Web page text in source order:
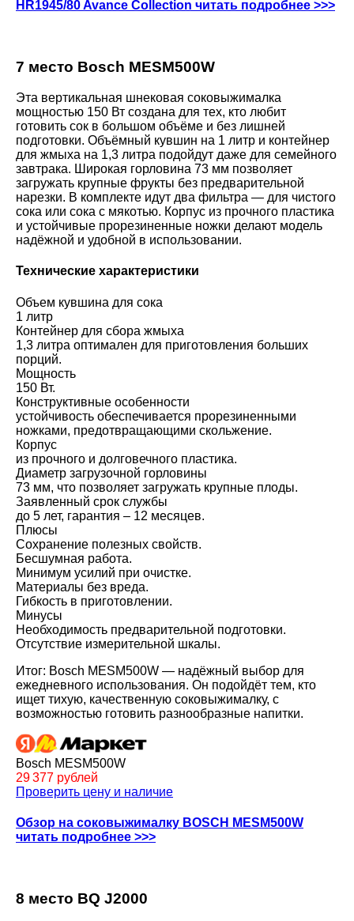
HR1945/80 Avance Collection читать подробнее >>>
7 место Bosch MESM500W
Эта вертикальная шнековая соковыжималка
мощностью 150 Вт создана для тех, кто любит
готовить сок в большом объёме и без лишней
подготовки. Объёмный кувшин на 1 литр и контейнер
для жмыха на 1,3 литра подойдут даже для семейного
завтрака. Широкая горловина 73 мм позволяет
загружать крупные фрукты без предварительной
нарезки. В комплекте идут два фильтра — для чистого
сока или сока с мякотью. Корпус из прочного пластика
и устойчивые прорезиненные ножки делают модель
надёжной и удобной в использовании.
Технические характеристики
Объем кувшина для сока
1 литр
Контейнер для сбора жмыха
1,3 литра оптимален для приготовления больших
порций.
Мощность
150 Вт.
Конструктивные особенности
устойчивость обеспечивается прорезиненными
ножками, предотвращающими скольжение.
Корпус
из прочного и долговечного пластика.
Диаметр загрузочной горловины
73 мм, что позволяет загружать крупные плоды.
Заявленный срок службы
до 5 лет, гарантия – 12 месяцев.
Плюсы
Сохранение полезных свойств.
Бесшумная работа.
Минимум усилий при очистке.
Материалы без вреда.
Гибкость в приготовлении.
Минусы
Необходимость предварительной подготовки.
Отсутствие измерительной шкалы.
Итог: Bosch MESM500W — надёжный выбор для
ежедневного использования. Он подойдёт тем, кто
ищет тихую, качественную соковыжималку, с
возможностью готовить разнообразные напитки.
Bosch MESM500W
29 377 рублей
Проверить цену и наличие
Обзор на соковыжималку BOSCH MESM500W
читать подробнее >>>
8 место BQ J2000